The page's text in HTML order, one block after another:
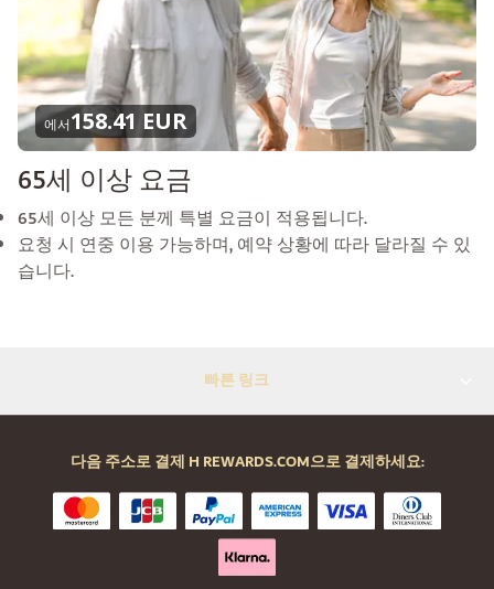
에서158.41 EUR
65세 이상 요금
65세 이상 모든 분께 특별 요금이 적용됩니다.
요청 시 연중 이용 가능하며, 예약 상황에 따라 달라질 수 있
습니다.
빠른 링크
다음 주소로 결제 H REWARDS.COM으로 결제하세요: